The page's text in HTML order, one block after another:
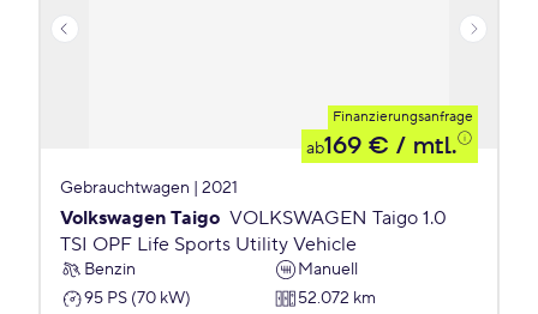
Finanzierungsanfrage
ab169 € / mtl.
Gebrauchtwagen | 2021
Volkswagen Taigo VOLKSWAGEN Taigo 1.0
TSI OPF Life Sports Utility Vehicle
Benzin
Manuell
95 PS (70 kW)
52.072 km